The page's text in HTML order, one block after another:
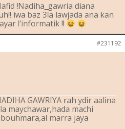
!Nadiha_gawria diana
iwa baz 3la lawjada ana kan
l’informatik !!
#231192
GAWRIYA rah ydir aalina
maychawar,hada machi
marra jaya